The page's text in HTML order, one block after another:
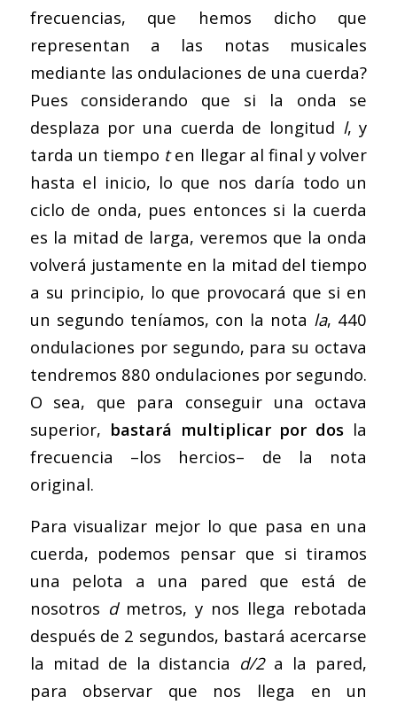
frecuencias, que hemos dicho que
representan a las notas musicales
mediante las ondulaciones de una cuerda?
Pues considerando que si la onda se
desplaza por una cuerda de longitud l, y
tarda un tiempo ten llegar al final y volver
hasta el inicio, lo que nos daría todo un
ciclo de onda, pues entonces si la cuerda
es la mitad de larga, veremos que la onda
volverá justamente en la mitad del tiempo
a su principio, lo que provocará que si en
un segundo teníamos, con la nota la, 440
ondulaciones por segundo, para su octava
tendremos 880 ondulaciones por segundo.
O sea, que para conseguir una octava
superior, bastará multiplicar por dos la
frecuencia –los hercios– de la nota
original.
Para visualizar mejor lo que pasa en una
cuerda, podemos pensar que si tiramos
una pelota a una pared que está de
nosotros dmetros, y nos llega rebotada
después de 2 segundos, bastará acercarse
la mitad de la distancia d/2a la pared,
para observar que nos llega en un